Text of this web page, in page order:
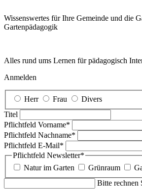
Wissenswertes für Ihre Gemeinde und die
Garten­pädagogik
Alles rund ums Lernen für pädagogisch
Anmelden
Herr Frau
Divers
Titel
Pflichtfeld Vorname*
Pflichtfeld Nachname*
Pflichtfeld E-Mail*
Pflichtfeld Newsletter*
Natur im Garten
Grünraum
Bitte rechnen